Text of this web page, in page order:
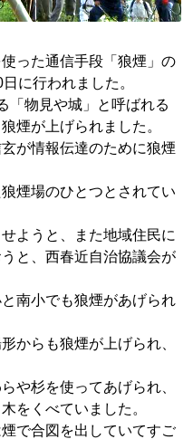
った通信手段「狼煙」の
に行われました。
物見や城」と呼ばれる
煙が上げられました。
が情報伝達のために狼煙
煙場のひとつとされてい
ようと、また地域住民に
と、西春近自治協議会が
南小でも狼煙があげられ
からも狼煙が上げられ、
や杉を使ってあげられ、
をくべていました。
で合図を出していてすご